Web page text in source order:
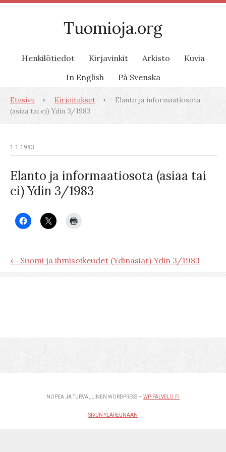
Tuomioja.org
Henkilötiedot Kirjavinkit Arkisto
Kuvia
In English
På Svenska
Etusivu Kirjoitukset
Elanto ja informaatiosota
(asiaa tai ei) Ydin 3/1983
1.1.1983
Elanto ja informaatiosota (asiaa tai
ei) Ydin 3/1983
← Suomi ja ihmisoikeudet (Ydinasiat) Ydin 3/1983
NOPEA JA TURVALLINEN WORDPRESS — WP-PALVELU.FI
SIVUN YLÄREUNAAN